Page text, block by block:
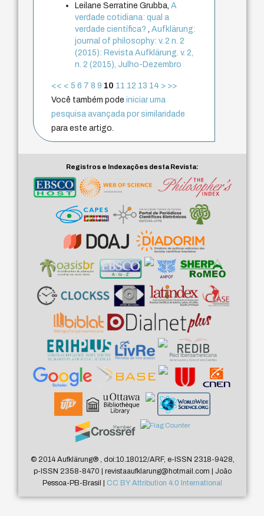
Leilane Serratine Grubba,A
verdade cotidiana: qual a
verdade científica?
,Aufklärung:
journal of philosophy: v. 2 n. 2
(2015): Revista Aufklärung. v. 2,
n. 2 (2015), Julho-Dezembro
<< < 5 6 7 8 9 10 11 12 13 14 > >>
Você também podeiniciar uma
pesquisa avançada por similaridade
para este artigo.
Registros e Indexações desta Revista:
© 2014 Aufklärung®, doi:10.18012/ARF, e-ISSN 2318-9428,
p-ISSN 2358-8470 | revistaaufklarung@hotmail.com | João
Pessoa-PB-Brasil | CC BY Attribution 4.0 International